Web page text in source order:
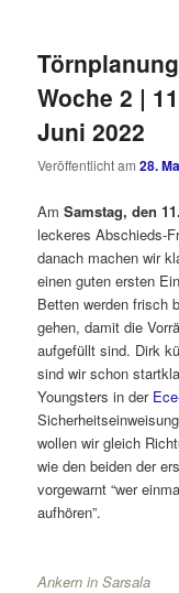
Woche 2 |
Juni 2022
Veröffentlicht am28.
AmSamstag, den
leckeres Abschieds-
danach machen wir
einen guten ersten
Betten werden frisch
gehen, damit die
aufgefüllt sind. Dirk
sind wir schon
Youngsters in der
wollen wir gleich
wie den beiden der
vorgewarnt “wer
aufhören”.
Ankern in Sarsala